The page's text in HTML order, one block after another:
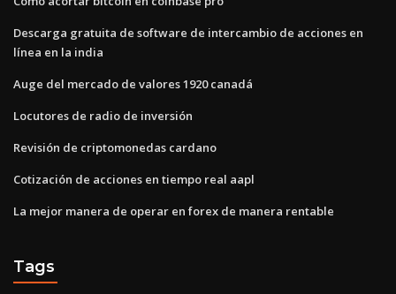
Descarga gratuita de software de intercambio de acciones en
línea en la india
Auge del mercado de valores 1920 canadá
Locutores de radio de inversión
Revisión de criptomonedas cardano
Cotización de acciones en tiempo real aapl
La mejor manera de operar en forex de manera rentable
Tags